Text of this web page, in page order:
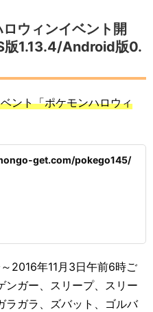
ウィンイベント開
版1.13.4/Android版0.
ント「ポケモンハロウィ
get.com/pokego145/
2016年11月3日午前6時ご
ンガー、スリープ、スリー
ラガラ、ズバット、ゴルバ